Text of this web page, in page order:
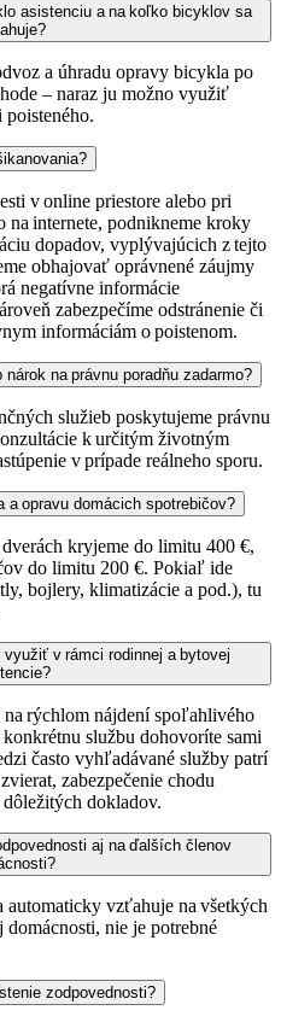
asistenciu a na koľko bicyklov sa
a úhradu opravy bicykla po
– naraz ju možno využiť
v online priestore alebo pri
na internete, podnikneme kroky
dopadov, vyplývajúcich z tejto
obhajovať oprávnené záujmy
negatívne informácie
zabezpečíme odstránenie či
informáciám o poistenom.
na právnu poradňu zadarmo?
služieb poskytujeme právnu
k určitým životným
v prípade reálneho sporu.
opravu domácich spotrebičov?
kryjeme do limitu 400 €,
do limitu 200 €. Pokiaľ ide
bojlery, klimatizácie a pod.), tu
v rámci rodinnej a bytovej
na rýchlom nájdení spoľahlivého
službu dohovoríte sami
často vyhľadávané služby patrí
zabezpečenie chodu
dokladov.
aj na ďalších členov
automaticky vzťahuje na všetkých
nie je potrebné
zodpovednosti?